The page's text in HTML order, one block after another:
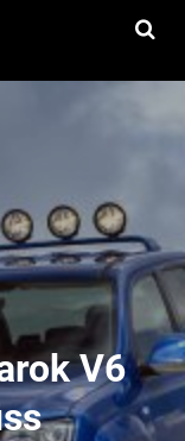
V6